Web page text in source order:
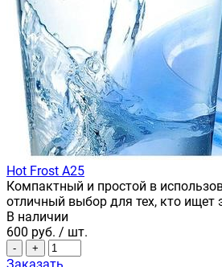
Hot Frost A25
Компактный и простой в
отличный выбор для тех, кто
В наличии
600 руб. / шт.
- +
Заказать